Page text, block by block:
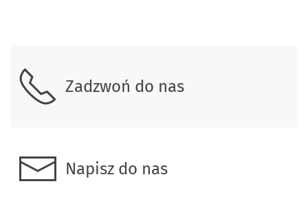
Zadzwoń do nas
Napisz do nas